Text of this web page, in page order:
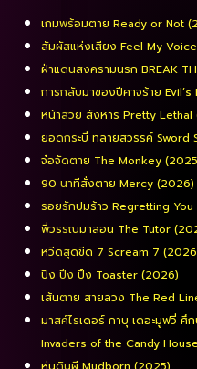
เกมพร้อมตาย Ready or Not
สัมผัสแห่งเสียง Feel My
ฝ่าแดนสงครามนรก BREAK
การกลับมาของปีศาจร้าย
หน้าสวย สังหาร Pretty Lethal
ยอดกระบี่ ทลายสวรรค์
จ๋อจัดตาย The Monkey
90 นาทีสั่งตาย Mercy (2026)
รอยรักปมร้าว Regretting
พี่วรรณมาสอน The Tutor
หวีดสุดขีด 7 Scream 7
ปิง ปิ่ง ปิ้ง Toaster (2026)
เส้นตาย สายลวง The Red
มาสค์ไรเดอร์ กาบุ เดอะมูฟวี่ ศึ
Invaders of the Candy